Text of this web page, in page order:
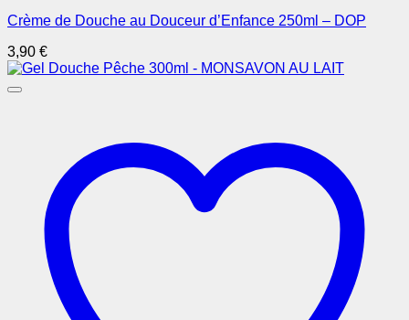
Crème de Douche au Douceur d’Enfance 250ml – DOP
3,90 €